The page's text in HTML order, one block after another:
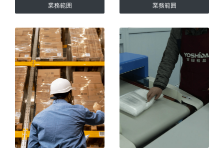
業務範囲 業務範囲